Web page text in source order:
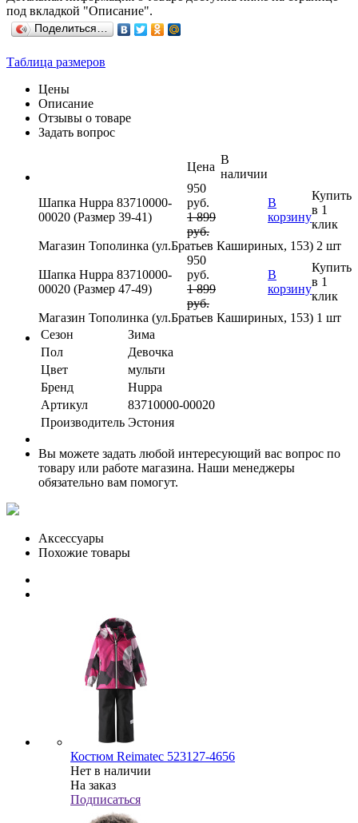
под вкладкой "Описание".
Поделиться…
Таблица размеров
Цены
Описание
Отзывы о товаре
Задать вопрос
Цена
В
наличии
Шапка Huppa 83710000-
00020 (Размер 39-41)
950
руб.
1 899
руб.
В
корзину
Купить
в 1
клик
Магазин Тополинка (ул.Братьев Кашириных, 153) 2 шт
Шапка Huppa 83710000-
00020 (Размер 47-49)
950
руб.
1 899
руб.
В
корзину
Купить
в 1
клик
Магазин Тополинка (ул.Братьев Кашириных, 153) 1 шт
Сезон
Зима
Пол
Девочка
Цвет
мульти
Бренд
Huppa
Артикул
83710000-00020
Производитель Эстония
Вы можете задать любой интересующий вас вопрос по
товару или работе магазина. Наши менеджеры
обязательно вам помогут.
Аксессуары
Похожие товары
Костюм Reimatec 523127-4656
Нет в наличии
На заказ
Подписаться